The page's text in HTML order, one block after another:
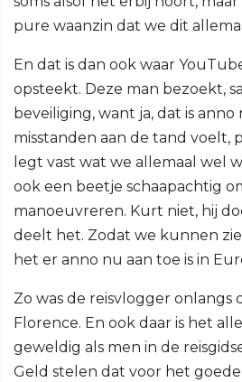
pure waanzin dat we dit
En dat is dan ook waar
opsteekt. Deze man bezoekt,
beveiliging, want ja, dat is anno
misstanden aan de tand voelt,
legt vast wat we allemaal wel
ook een beetje schaapachtig
manoeuvreren. Kurt niet, hij
deelt het. Zodat we kunnen
het er anno nu aan toe is in
Zo was de reisvlogger onlangs
Florence. En ook daar is het
geweldig als men in de
Geld stelen dat voor het